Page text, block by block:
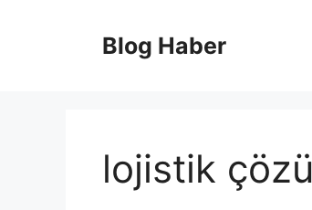
Blog Haber
lojistik